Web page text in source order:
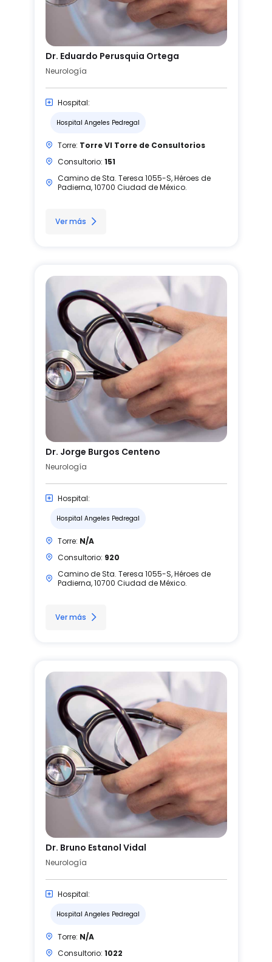
Dr. Eduardo Perusquia Ortega
Neurología
Hospital:
Hospital Angeles Pedregal
Torre: Torre VI Torre de Consultorios
Consultorio: 151
Camino de Sta. Teresa 1055-S, Héroes de
Padierna, 10700 Ciudad de México.
Ver más
Dr. Jorge Burgos Centeno
Neurología
Hospital:
Hospital Angeles Pedregal
Torre: N/A
Consultorio: 920
Camino de Sta. Teresa 1055-S, Héroes de
Padierna, 10700 Ciudad de México.
Ver más
Dr. Bruno Estanol Vidal
Neurología
Hospital:
Hospital Angeles Pedregal
Torre: N/A
Consultorio: 1022